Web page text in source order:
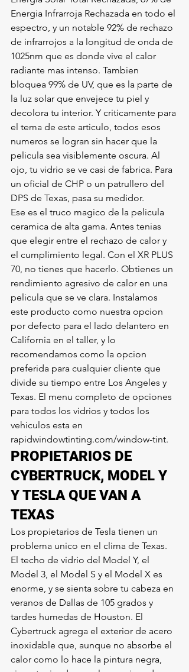
Energia Infrarroja Rechazada en todo el
espectro, y un notable 92% de rechazo
de infrarrojos a la longitud de onda de
1025nm que es donde vive el calor
radiante mas intenso. Tambien
bloquea 99% de UV, que es la parte de
la luz solar que envejece tu piel y
decolora tu interior. Y criticamente para
el tema de este articulo, todos esos
numeros se logran sin hacer que la
pelicula sea visiblemente oscura. Al
ojo, tu vidrio se ve casi de fabrica. Para
un oficial de CHP o un patrullero del
DPS de Texas, pasa su medidor.
Ese es el truco magico de la pelicula
ceramica de alta gama. Antes tenias
que elegir entre el rechazo de calor y
el cumplimiento legal. Con el XR PLUS
70, no tienes que hacerlo. Obtienes un
rendimiento agresivo de calor en una
pelicula que se ve clara. Instalamos
este producto como nuestra opcion
por defecto para el lado delantero en
California en el taller, y lo
recomendamos como la opcion
preferida para cualquier cliente que
divide su tiempo entre Los Angeles y
Texas. El menu completo de opciones
para todos los vidrios y todos los
vehiculos esta en
rapidwindowtinting.com/window-tint.
PROPIETARIOS DE
CYBERTRUCK, MODEL Y
Y TESLA QUE VAN A
TEXAS
Los propietarios de Tesla tienen un
problema unico en el clima de Texas.
El techo de vidrio del Model Y, el
Model 3, el Model S y el Model X es
enorme, y se sienta sobre tu cabeza en
veranos de Dallas de 105 grados y
tardes humedas de Houston. El
Cybertruck agrega el exterior de acero
inoxidable que, aunque no absorbe el
calor como lo hace la pintura negra,